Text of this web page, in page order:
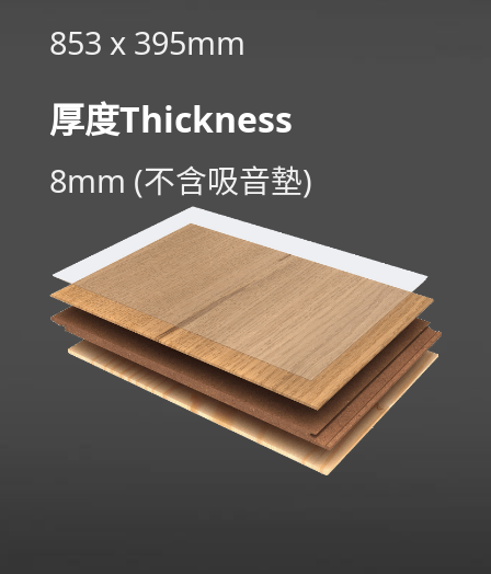
853 x 395mm
厚度Thickness
8mm (不含吸音墊)